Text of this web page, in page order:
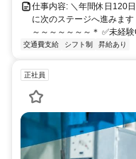
仕事内容: ＼年間休日120
に次のステージへ進みま
～～～～～～～＊ ✅未経
交通費支給 シフト制 昇給あり
正社員